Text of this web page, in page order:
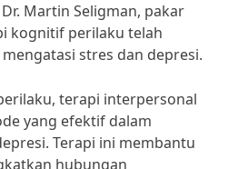
Martin Seligman, pakar
kognitif perilaku telah
stres dan depresi.
terapi interpersonal
yang efektif dalam
Terapi ini membantu
hubungan